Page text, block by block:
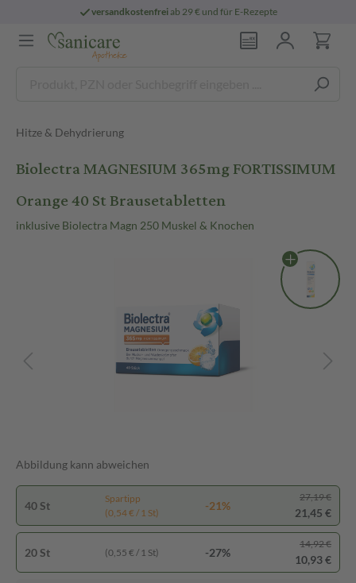
versandkostenfreiab 29 € und für E-Rezepte
Hitze & Dehydrierung
Biolectra MAGNESIUM 365mg FORTISSIMUM
Orange 40 St Brausetabletten
inklusive Biolectra Magn 250 Muskel & Knochen
Abbildung kann abweichen
40 St
Spartipp
(0,54 € / 1 St)
-21%
27,19 €
21,45 €
20 St (0,55 € / 1 St) -27%
14,92 €
10,93 €